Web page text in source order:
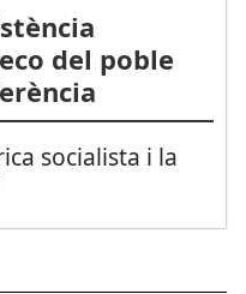
del poble
socialista i la